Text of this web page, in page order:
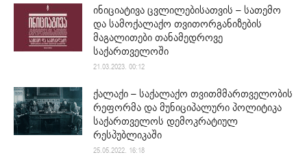
ინიციატივა ცვლილებისათვის – სათემო
და სამოქალაქო თვითორგანიზების
მაგალითები თანამედროვე
საქართველოში
21.03.2023. 00:12
ქალაქი – საქალაქო თვითმმართველობის
რეფორმა და მუნიციპალური პოლიტიკა
საქართველოს დემოკრატიულ
რესპუბლიკაში
25.05.2022. 16:18